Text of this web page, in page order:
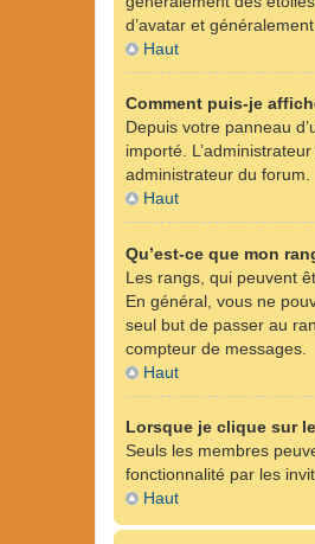
d’avatar et
Haut
Comment puis-je
Depuis votre panneau
importé.
administrateur du forum.
Haut
Qu’est-ce que mon
Les rangs, qui peuvent
En général, vous ne
seul but de passer au
compteur de messages.
Haut
Lorsque je clique sur
Seuls les membres
fonctionnalité par les
Haut